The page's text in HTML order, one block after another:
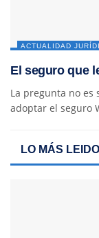
ACTUALIDAD
El seguro que
La pregunta no
adoptar el seguro
LO MÁS